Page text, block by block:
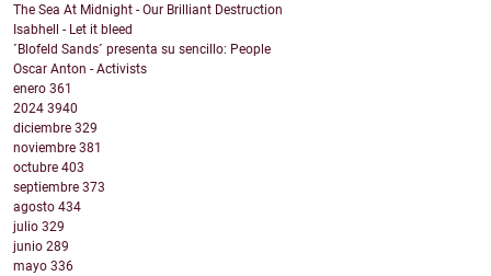
The Sea At Midnight - Our Brilliant Destruction
Isabhell - Let it bleed
´Blofeld Sands´ presenta su sencillo: People
Oscar Anton - Activists
enero 361
2024 3940
diciembre 329
noviembre 381
octubre 403
septiembre 373
agosto 434
julio 329
junio 289
mayo 336